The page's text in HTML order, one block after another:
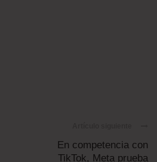
En competencia con
TikTok, Meta prueba